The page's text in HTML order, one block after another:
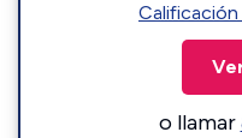
o llamar